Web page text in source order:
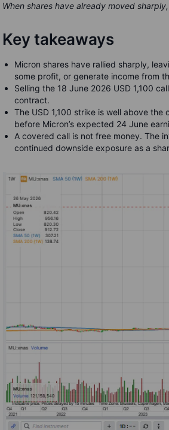
When shares have already moved
Key takeaways
Micron shares have rallied sharply,
some profit, or generate income from
Selling the 18 June 2026 USD 1,100
contract.
The USD 1,100 strike is well above
before Micron’s expected 24 June
A covered call is not free money. The
continued downside exposure as a